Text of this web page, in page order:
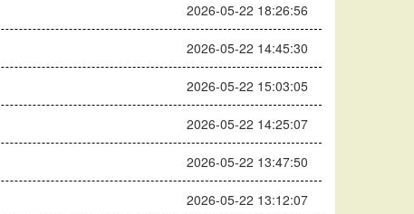
2026-05-22 18:26:56
2026-05-22 14:45:30
2026-05-22 15:03:05
2026-05-22 14:25:07
2026-05-22 13:47:50
2026-05-22 13:12:07